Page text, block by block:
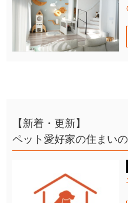
【新着・更新】
ペット愛好家の住まい